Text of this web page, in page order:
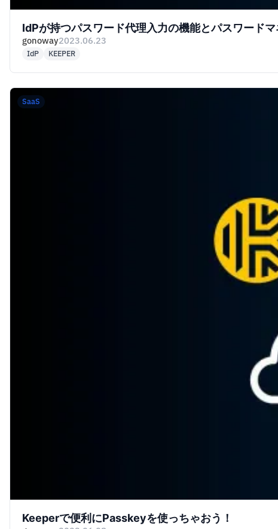
IdPが持つパスワード代理入力の機能とパスワード
gonoway2023.06.23
IdP KEEPER
SaaS
Keeperで便利にPasskeyを使っちゃおう！